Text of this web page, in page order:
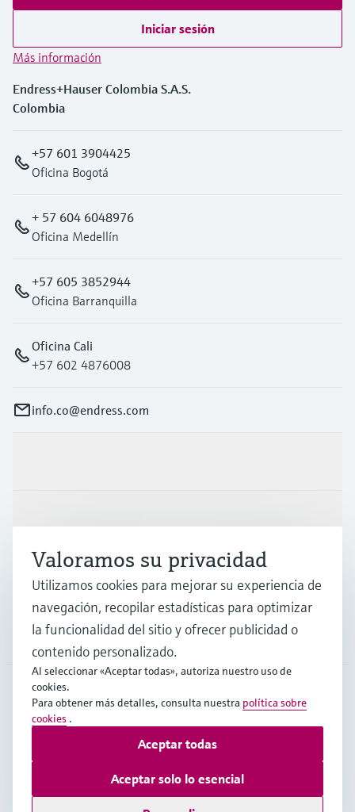
Iniciar sesión
Más información
Endress+Hauser Colombia S.A.S.
Colombia
+57 601 3904425
Oficina Bogotá
+ 57 604 6048976
Oficina Medellín
+57 605 3852944
Oficina Barranquilla
Oficina Cali
+57 602 4876008
info.co@endress.com
Soporte
Compañía
COL
Copyright © Endress+Hauser Group Services AG
Pie editorial
Términos de uso
Valoramos su privacidad
Utilizamos cookies para mejorar su experiencia de
navegación, recopilar estadísticas para optimizar
la funcionalidad del sitio y ofrecer publicidad o
contenido personalizado.
Al seleccionar «Aceptar todas», autoriza nuestro uso de
cookies.
Para obtener más detalles, consulta nuestra política sobre
cookies .
Aceptar solo lo esencial
Aceptar todas